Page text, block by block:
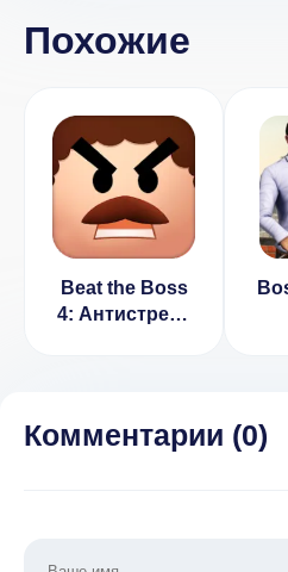
Похожие
Beat the Boss
4: Антистресс
Комментарии (0)